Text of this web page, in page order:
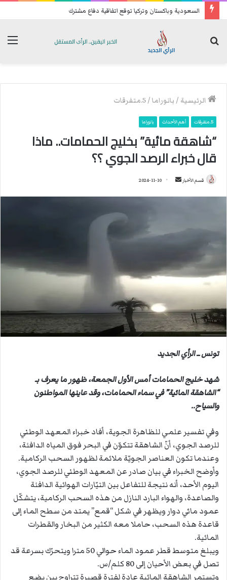
السعودية وباكستان وتركيا توقع اتفاقية دفاع مشترك
الرئيسية /بانوراما/5.متفرقات
5.متفرقات أهم الأحداث بانوراما
“شاهقة مائية” بخليج الحمامات.. ماذا
قال خبراء الرصد الجوي ؟؟
قسم الأخبار
ا
ك
ت
ر
2024-11-10
تونس ــ الرأي الجديد
شهد خليج الحمامات أمس الأول الجمعة، ظهور ما يعرف بـ
“الشاهقة المائية” في سماء الحمامات، وقد عاينها المواطنون
والسياح..
وفي تفسير علمي للظاهرة الجوية، أفاد خبراء المعهد الوطني
للرصد الجوي، أنّ الشاهقة تتكوّن في البحر فوق المياه الدافئة،
وعندما تكون العناصر الجويّة ملائمة لظهور السحب الركامية.
وأوضح الخبراء في بيان صادر عن المعهد الوطني للرصد الجوي،
اليوم الأحد، أنه نتيجة للتفاعل بين التيّارات الهوائية الدافئة
والصاعدة، والهواء البارد النازل من هذه السحب الركامية، يتشكّل
عمود مائي دوار ويظهر في شكل “قمع” يمتد من سطح الماء إلى
قاعدة هذه السحب، حاملا معه الكثير من البخار والقطرات
المائية.
ويبلغ متوسط قطر عمود الماء حوالي 50 مترا ويتحرّك بسرعة قد
تصل في بعض الأحيان إلى 80 كلم/س.
وتستمر الشاهقة المائية عادة لفترة قصيرة تتراوح بين بضع